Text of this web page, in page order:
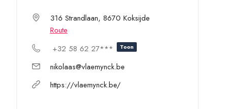
316 Strandlaan, 8670 Koksijde
Route
+32 58 62 27***
Toon
nikolaas@vlaemynck.be
https://vlaemynck.be/